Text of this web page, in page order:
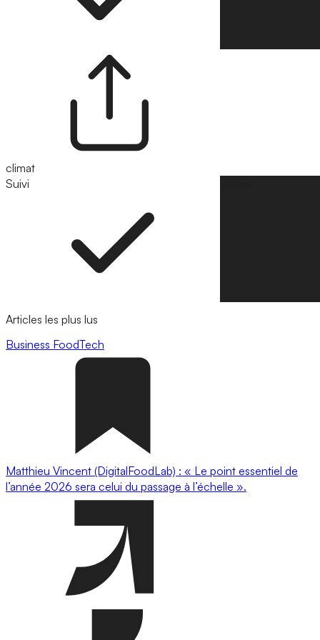
climat
Suivi
Articles les plus lus
Business FoodTech
Matthieu Vincent (DigitalFoodLab) : « Le point essentiel de
l’année 2026 sera celui du passage à l’échelle ».